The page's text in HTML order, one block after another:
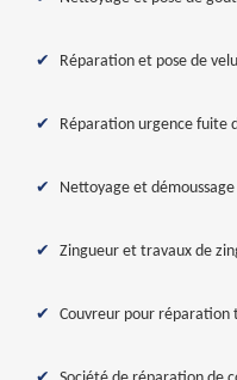
Réparation et pose de
Réparation urgence fuite
Nettoyage et
Zingueur et travaux de
Couvreur pour réparation